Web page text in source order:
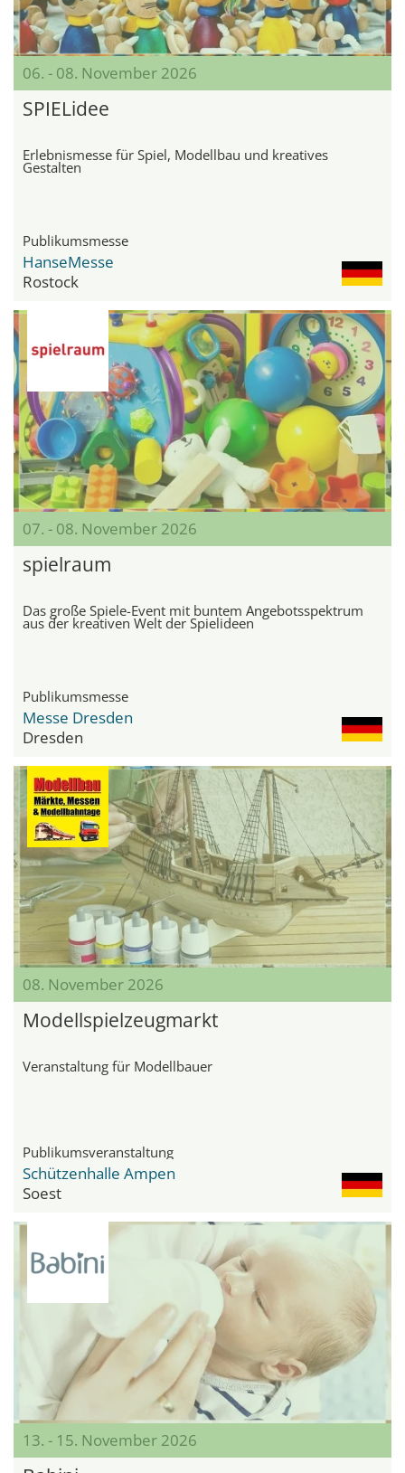
06. - 08. November 2026
SPIELidee
Erlebnismesse für Spiel, Modellbau und kreatives
Gestalten
Publikumsmesse
HanseMesse
Rostock
07. - 08. November 2026
spielraum
Das große Spiele-Event mit buntem Angebotsspektrum
aus der kreativen Welt der Spielideen
Publikumsmesse
Messe Dresden
Dresden
08. November 2026
Modellspielzeugmarkt
Veranstaltung für Modellbauer
Publikumsveranstaltung
Schützenhalle Ampen
Soest
13. - 15. November 2026